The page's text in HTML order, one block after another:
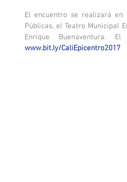
El encuentro se realizará
Públicas, el Teatro Municipal
www.bit.ly/CaliEpicentro2017